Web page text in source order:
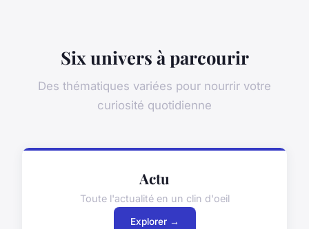
Six univers à parcourir
Des thématiques variées pour nourrir votre
curiosité quotidienne
Actu
Toute l'actualité en un clin d'oeil
Explorer →